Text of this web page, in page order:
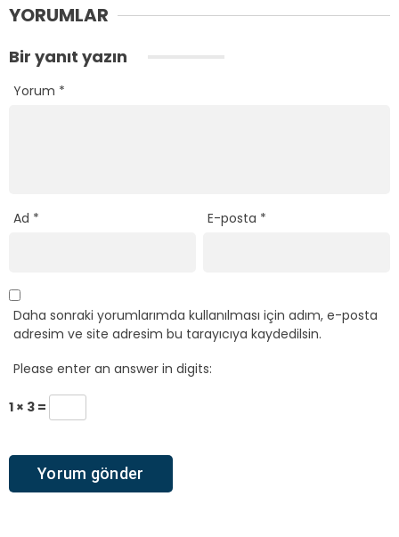
YORUMLAR
Bir yanıt yazın
Yorum *
Ad * E-posta *
Daha sonraki yorumlarımda kullanılması için adım, e-posta
adresim ve site adresim bu tarayıcıya kaydedilsin.
Please enter an answer in digits:
1 × 3 =